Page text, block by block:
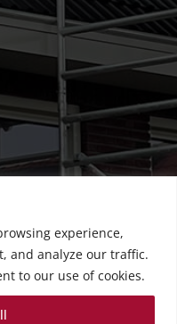
experience,
and analyze our traffic.
to our use of cookies.